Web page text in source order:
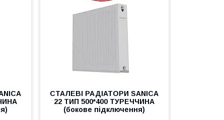
СТАЛЕВІ РАДІАТОРИ SANICA
22 ТИП 500*400 ТУРЕЧЧИНА
(бокове підключення)